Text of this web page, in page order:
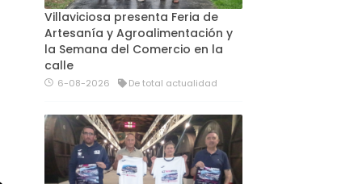
Villaviciosa presenta Feria de
Artesanía y Agroalimentación y
la Semana del Comercio en la
calle
6-08-2026 De total actualidad